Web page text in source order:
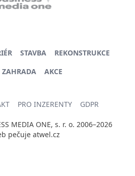
STAVBA
REKONSTRUKCE
ZAHRADA
AKCE
PRO INZERENTY GDPR
MEDIA ONE, s. r. o. 2006–2026